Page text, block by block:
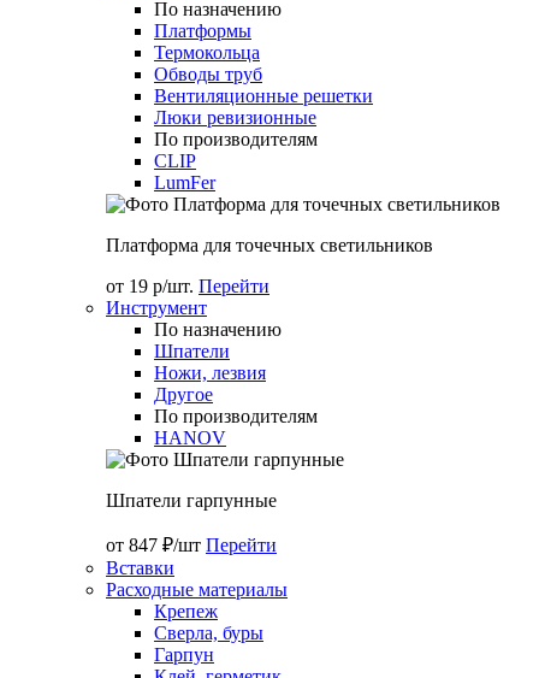
По назначению
Платформы
Термокольца
Обводы труб
Вентиляционные решетки
Люки ревизионные
По производителям
CLIP
LumFer
Платформа для точечных светильников
от 19 р/шт. Перейти
Инструмент
По назначению
Шпатели
Ножи, лезвия
Другое
По производителям
HANOV
Шпатели гарпунные
от 847 ₽/шт Перейти
Вставки
Расходные материалы
Крепеж
Сверла, буры
Гарпун